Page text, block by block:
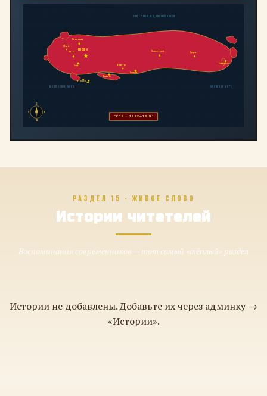
МОСКВА
Ленинград
Киев
Минск
Ташкент
Алма-Ата
Байконур
Новосибирск Иркутск
Владивосток
ТбилисиБаку
Рига
С
Ю
З
В
СССР · 1922—1991
БАЛТИЙСКОЕ МОРЕ
СЕВЕРНЫЙ ЛЕДОВИТЫЙ ОКЕАН
ЯПОНСКОЕ МОРЕ
РАЗДЕЛ 15 · ЖИВОЕ СЛОВО
Истории читателей
Воспоминания современников — тот самый «тёплый» раздел
Истории не добавлены. Добавьте их через админку →
«Истории».